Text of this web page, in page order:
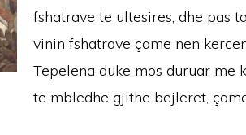
fshatrave te ultesires, dhe pas
vinin fshatrave çame nen
Tepelena duke mos duruar me
te mbledhe gjithe bejleret,